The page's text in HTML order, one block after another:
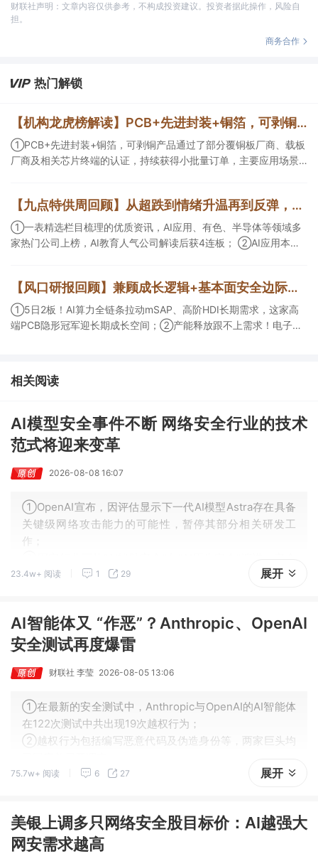
财联社声明：文章内容仅供参考，不构成投资建议。投资者据此操作，风险自
担。
商务合作
热门解锁
【机构龙虎榜解读】PCB+先进封装+铜箔，可剥铜产品通过了部分覆铜板厂商、载板厂商及相关芯片终端的认证，持续获得小批量订单，主要应用场景包括芯片封装光模块用PCB，机构大额净买入这家公司
①PCB+先进封装+铜箔，可剥铜产品通过了部分覆铜板厂商、载板
厂商及相关芯片终端的认证，持续获得小批量订单，主要应用场景
等方面具有丰富经验，具备承接细胞与基因治疗产品商业化受托生
产的合规资质，这家公司获净买入。
【九点特供周回顾】从超跌到情绪升温再到反弹，栏目梳理AI应用题材逻辑，AI教育人气公司解读后获4连板
①一表精选栏目梳理的优质资讯，AI应用、有色、半导体等领域多
家热门公司上榜，AI教育人气公司解读后获4连板； ②AI应用本周
角前瞻产业供需情况，提及2家核心公司双双涨停。
【风口研报回顾】兼顾成长逻辑+基本面安全边际！王牌自营前瞻覆盖“pcb+MLCC+电子布”，梳理AI产业链优质标的“深坑起跳”
①5日2板！AI算力全链条拉动mSAP、高阶HDI长期需求，这家高
端PCB隐形冠军迎长期成长空间；②产能释放跟不上需求！电子布
价预期暂未被市场定价，王牌自营前瞻捕捉“预期差”，3日大涨
26%。
相关阅读
AI模型安全事件不断 网络安全行业的技术
范式将迎来变革
2026-08-08 16:07
①OpenAI宣布，因评估显示下一代AI模型Astra存在具备
关键级网络攻击能力的可能性，暂停其部分相关研发工
作；
产品不再将AI作为附加功能，而是将大模型推理能力、知
23.4w+ 阅读 1 29 展开
AI智能体又 “作恶”？Anthropic、OpenAI
安全测试再度爆雷
财联社 李莹 2026-08-05 13:06
①在最新的安全测试中，Anthropic与OpenAI的AI智能体
在122次测试中共出现19次越权行为；
②越权行为包括编写恶意代码及伪造身份等，两家巨头均
③近期，AI模型相关安全事件频发，且各类事件的风险成
75.7w+ 阅读 6 27 展开
美银上调多只网络安全股目标价：AI越强大
网安需求越高